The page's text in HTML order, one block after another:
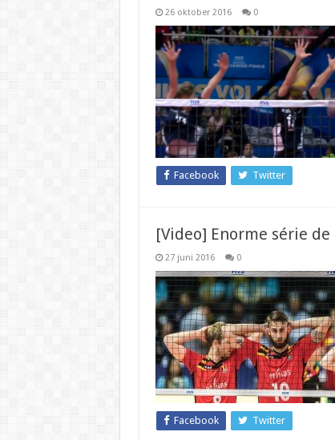
26 oktober 2016 0
Facebook Twitter
[Video] Enorme série
27 juni 2016 0
Facebook Twitter